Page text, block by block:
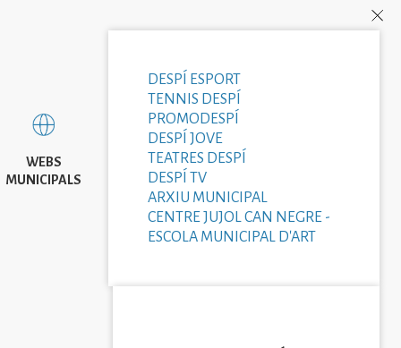
WEBS
MUNICIPALS
DESPÍ ESPORT
TENNIS DESPÍ
PROMODESPÍ
DESPÍ JOVE
TEATRES DESPÍ
DESPÍ TV
ARXIU MUNICIPAL
CENTRE JUJOL CAN NEGRE -
ESCOLA MUNICIPAL D'ART